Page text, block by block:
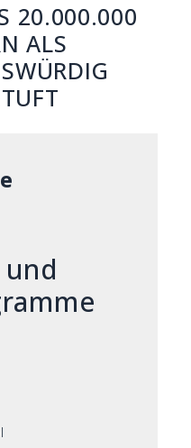
20.000.000
ALS